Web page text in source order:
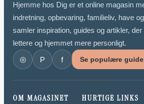
Hjemme hos Dig er et online magasin
indretning, opbevaring, familieliv, have
samler inspiration, guides og artikler,
lettere og hjemmet mere personligt.
◎
P f Se populære
OM MAGASINET HURTIGE LINKS